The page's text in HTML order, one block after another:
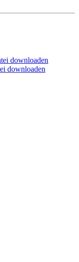
downloaden
downloaden